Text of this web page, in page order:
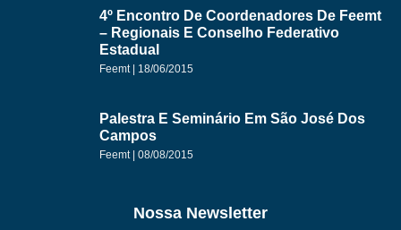
4º Encontro De Coordenadores De Feemt
– Regionais E Conselho Federativo
Estadual
Feemt 18/06/2015
Palestra E Seminário Em São José Dos
Campos
Feemt 08/08/2015
Nossa Newsletter